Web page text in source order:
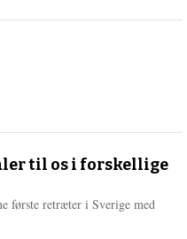
til os i forskellige
første retræter i Sverige med